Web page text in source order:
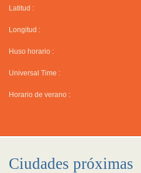
Latitud :
Longitud :
Huso horario :
Universal Time :
Horario de verano :
Ciudades próximas